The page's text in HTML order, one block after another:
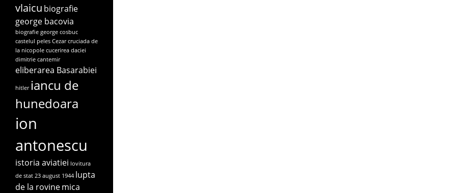
vlaicu biografie
george bacovia
biografie george cosbuc
castelul peles Cezar cruciada de
la nicopole cucerirea daciei
dimitrie cantemir
eliberarea Basarabiei
hitler iancu de
hunedoara
ion
antonescu
istoria aviatiei lovitura
de stat 23 august 1944 lupta
de la rovinemica